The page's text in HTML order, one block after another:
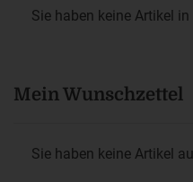
Sie haben keine Artikel
Mein Wunschzettel
Sie haben keine Artikel